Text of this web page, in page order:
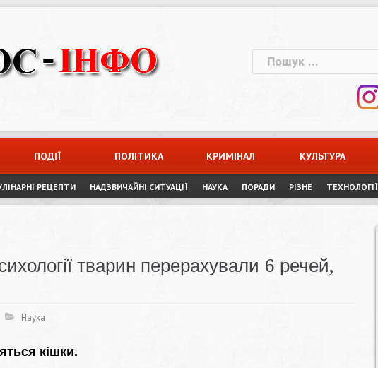
Пошук:
ПОДІЇ ПОЛІТИКА КРИМІНАЛ КУЛЬТУРА
РЕЦЕПТИ НАДЗВИЧАЙНІ СИТУАЦІЇ НАУКА ПОРАДИ РІЗНЕ ТЕХНОЛОГІЇ
тварин перерахували 6 речей,
Наука
кішки.